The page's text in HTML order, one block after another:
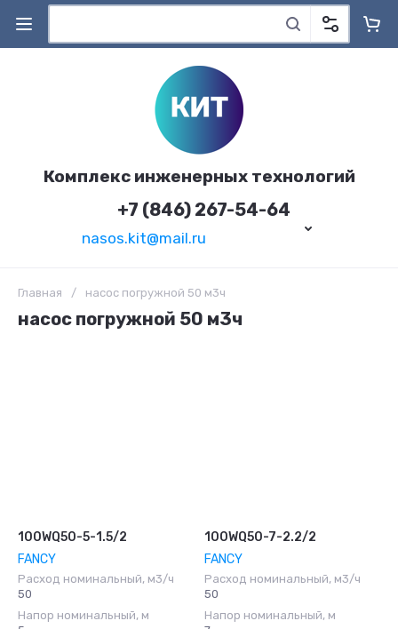
Комплекс инженерных технологий
+7 (846) 267-54-64
nasos.kit@mail.ru
Главная / насос погружной 50 м3ч
насос погружной 50 м3ч
100WQ50-5-1.5/2
FANCY
Расход номинальный, м3/ч
50
Напор номинальный, м
100WQ50-7-2.2/2
FANCY
Расход номинальный, м3/ч
50
Напор номинальный, м